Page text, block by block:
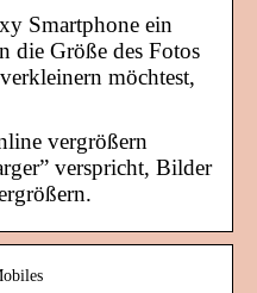
Smartphone ein
die Größe des Fotos
möchtest,
vergrößern
verspricht, Bilder